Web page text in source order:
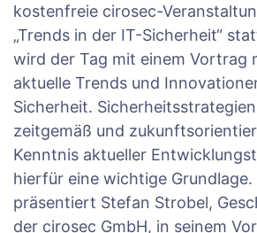
kostenfreie cirosec-
„Trends in der IT-Sicherheit“
wird der Tag mit einem Vortrag
aktuelle Trends und
Sicherheit.
zeitgemäß und
Kenntnis aktueller
hierfür eine wichtige Grundlage.
präsentiert Stefan Strobel,
der cirosec GmbH, in seinem